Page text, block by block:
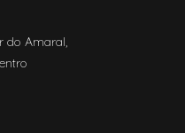
do Amaral,